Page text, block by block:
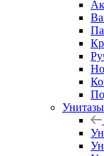
Унитазы